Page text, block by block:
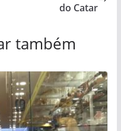
do Catar
também